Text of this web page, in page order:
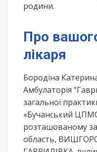
родини.
Про
лікаря
Бородіна
Амбулаторія
загальної
«Бучанський
розташованому
область,